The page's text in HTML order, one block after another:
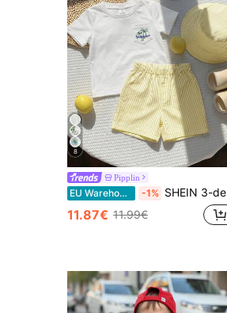
8
Pipplin
EU Warehouse -1% SHEIN 3-delige set unisex babykleding voor jongens en meisjes: schattig gestreept T-shirt met korte mouwen, korte broek en pet, lente/zomer babykleding voor jongens
11.87€ 11.99€